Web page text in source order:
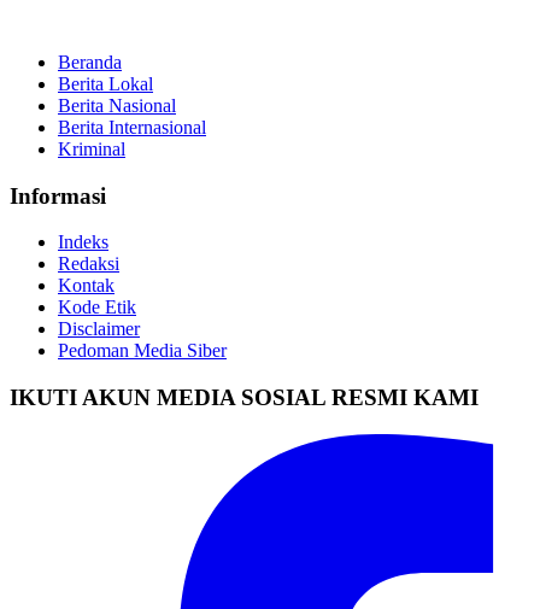
Beranda
Berita Lokal
Berita Nasional
Berita Internasional
Kriminal
Informasi
Indeks
Redaksi
Kontak
Kode Etik
Disclaimer
Pedoman Media Siber
IKUTI AKUN MEDIA SOSIAL RESMI KAMI